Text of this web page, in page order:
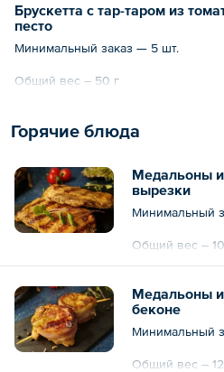
Брускетта с тар-таром из томатов, базилика и
песто
Минимальный заказ — 5 шт.
Общий вес – 50 г
Горячие блюда
Медальоны
вырезки
Минимальный
Общий вес –
Медальоны
беконе
Минимальный
Общий вес –